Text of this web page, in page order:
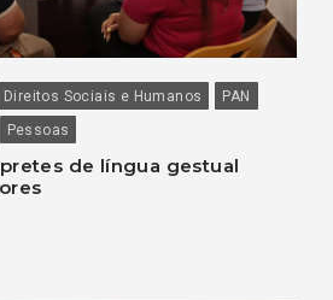
Direitos Sociais e Humanos
PAN
Pessoas
de língua gestual